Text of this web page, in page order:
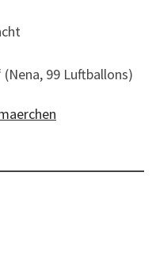
99 Luftballons)